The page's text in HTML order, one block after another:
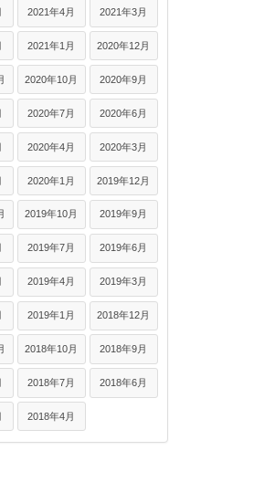
2021年4月 2021年3月
2021年1月 2020年12月
2020年10月 2020年9月
2020年7月 2020年6月
2020年4月 2020年3月
2020年1月 2019年12月
2019年10月 2019年9月
2019年7月 2019年6月
2019年4月 2019年3月
2019年1月 2018年12月
2018年10月 2018年9月
2018年7月 2018年6月
2018年4月